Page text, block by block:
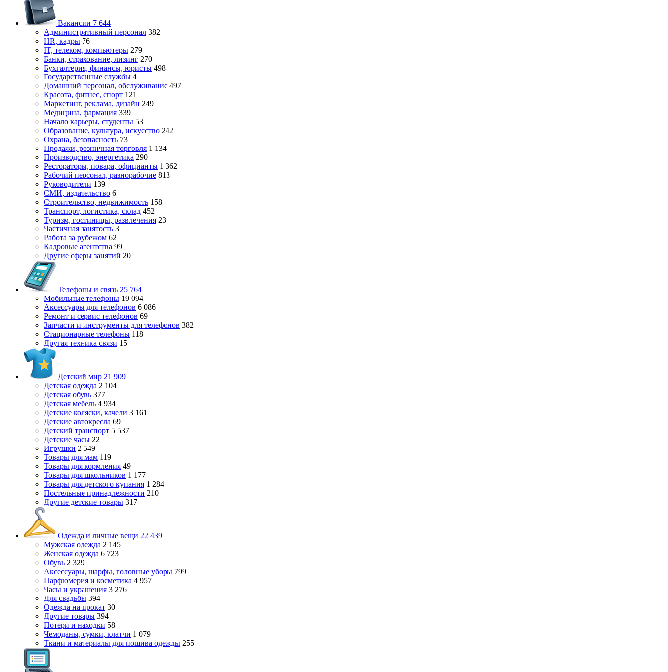
Вакансии 7 644
Административный персонал 382
HR, кадры 76
IT, телеком, компьютеры 279
Банки, страхование, лизинг 270
Бухгалтерия, финансы, юристы 498
Государственные службы 4
Домашний персонал, обслуживание 497
Красота, фитнес, спорт 121
Маркетинг, реклама, дизайн 249
Медицина, фармация 339
Начало карьеры, студенты 53
Образование, культура, искусство 242
Охрана, безопасность 73
Продажи, розничная торговля 1 134
Производство, энергетика 290
Рестораторы, повара, официанты 1 362
Рабочий персонал, разнорабочие 813
Руководители 139
СМИ, издательство 6
Строительство, недвижимость 158
Транспорт, логистика, склад 452
Туризм, гостиницы, развлечения 23
Частичная занятость 3
Работа за рубежом 62
Кадровые агентства 99
Другие сферы занятий 20
Телефоны и связь 25 764
Мобильные телефоны 19 094
Аксессуары для телефонов 6 086
Ремонт и сервис телефонов 69
Запчасти и инструменты для телефонов 382
Стационарные телефоны 118
Другая техника связи 15
Детский мир 21 909
Детская одежда 2 104
Детская обувь 377
Детская мебель 4 934
Детские коляски, качели 3 161
Детские автокресла 69
Детский транспорт 5 537
Детские часы 22
Игрушки 2 549
Товары для мам 119
Товары для кормления 49
Товары для школьников 1 177
Товары для детского купания 1 284
Постельные принадлежности 210
Другие детские товары 317
Одежда и личные вещи 22 439
Мужская одежда 2 145
Женская одежда 6 723
Обувь 2 329
Аксессуары, шарфы, головные уборы 799
Парфюмерия и косметика 4 957
Часы и украшения 3 276
Для свадьбы 394
Одежда на прокат 30
Другие товары 394
Потери и находки 58
Чемоданы, сумки, клатчи 1 079
Ткани и материалы для пошива одежды 255